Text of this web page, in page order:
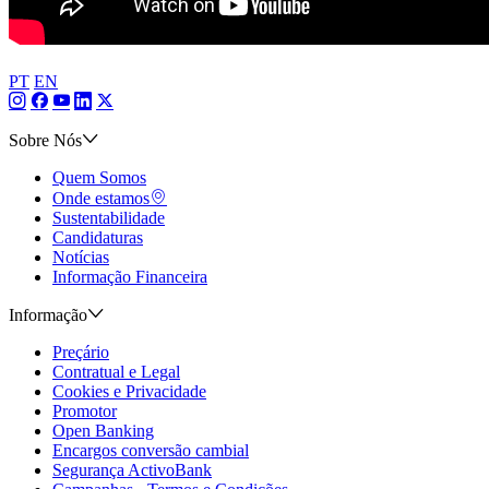
PT EN
Sobre Nós
Quem Somos
Onde estamos
Sustentabilidade
Candidaturas
Notícias
Informação Financeira
Informação
Preçário
Contratual e Legal
Cookies e Privacidade
Promotor
Open Banking
Encargos conversão cambial
Segurança ActivoBank